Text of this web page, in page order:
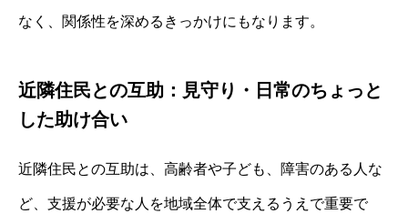
なく、関係性を深めるきっかけにもなります。
近隣住民との互助：見守り・日常のちょっと
した助け合い
近隣住民との互助は、高齢者や子ども、障害のある人な
ど、支援が必要な人を地域全体で支えるうえで重要で